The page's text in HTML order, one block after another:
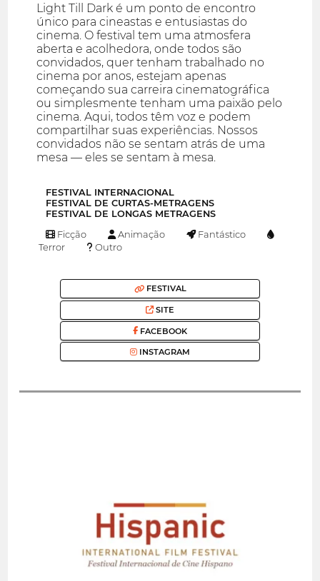
Light Till Dark é um ponto de encontro
único para cineastas e entusiastas do
cinema. O festival tem uma atmosfera
aberta e acolhedora, onde todos são
convidados, quer tenham trabalhado no
cinema por anos, estejam apenas
começando sua carreira cinematográfica
ou simplesmente tenham uma paixão pelo
cinema. Aqui, todos têm voz e podem
compartilhar suas experiências. Nossos
convidados não se sentam atrás de uma
mesa — eles se sentam à mesa.
FESTIVAL INTERNACIONAL
FESTIVAL DE CURTAS-METRAGENS
FESTIVAL DE LONGAS METRAGENS
Ficção Animação
Fantástico
Terror
Outro
FESTIVAL
SITE
FACEBOOK
INSTAGRAM